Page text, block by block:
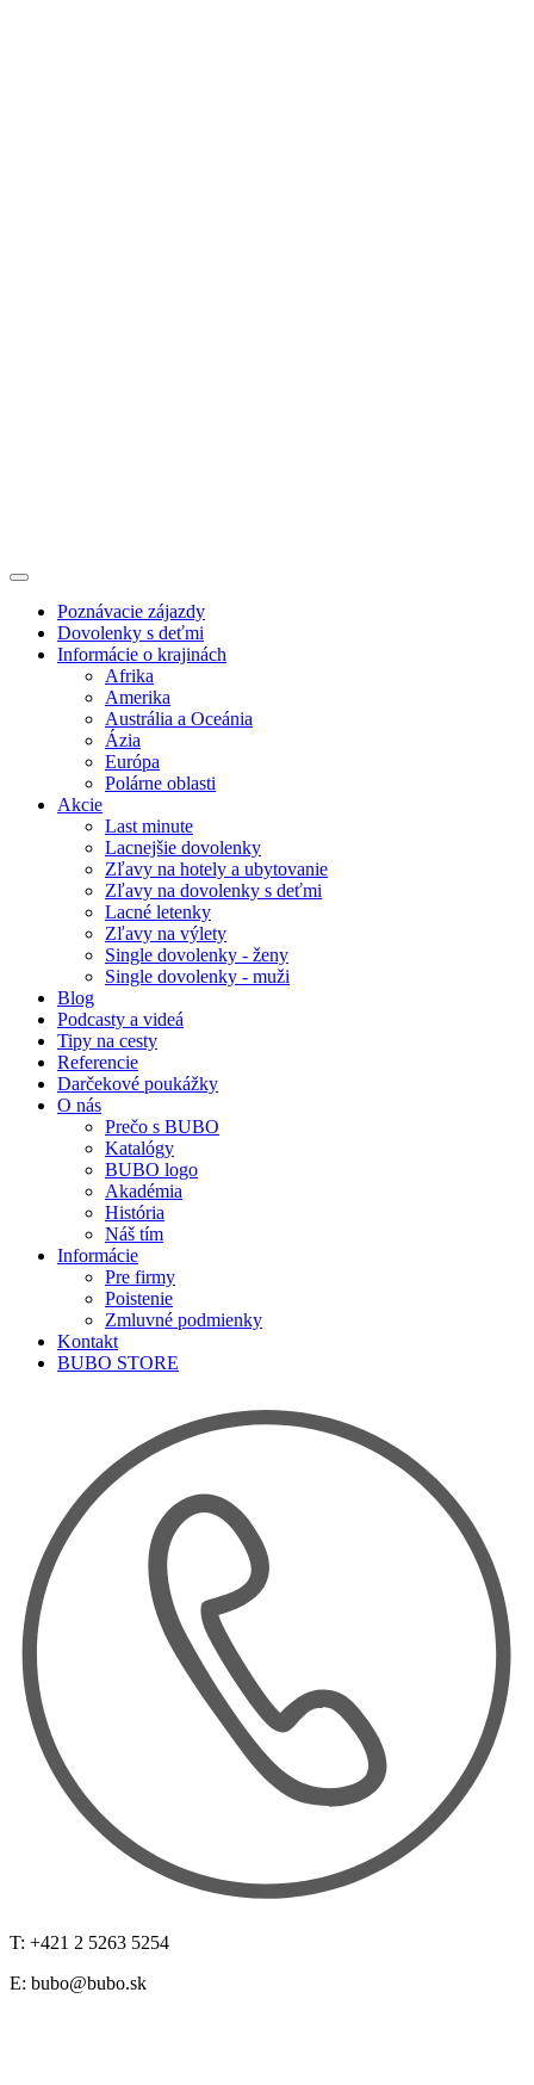
Poznávacie zájazdy
Dovolenky s deťmi
Informácie o krajinách
Afrika
Amerika
Austrália a Oceánia
Ázia
Európa
Polárne oblasti
Akcie
Last minute
Lacnejšie dovolenky
Zľavy na hotely a ubytovanie
Zľavy na dovolenky s deťmi
Lacné letenky
Zľavy na výlety
Single dovolenky - ženy
Single dovolenky - muži
Blog
Podcasty a videá
Tipy na cesty
Referencie
Darčekové poukážky
O nás
Prečo s BUBO
Katalógy
BUBO logo
Akadémia
História
Náš tím
Informácie
Pre firmy
Poistenie
Zmluvné podmienky
Kontakt
BUBO STORE
T: +421 2 5263 5254
E: bubo@bubo.sk